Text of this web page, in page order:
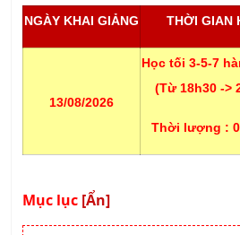
NGÀY KHAI GIẢNG THỜI GIAN
13/08/2026
Học tối 3-5-7
(Từ 18h30 ->
Thời lượng :
Mục lục [Ẩn]